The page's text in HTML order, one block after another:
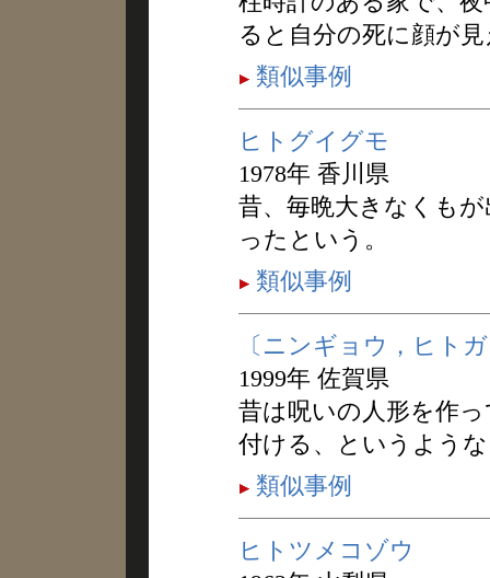
ると自分の死に顔が
類似事例
ヒトグイグモ
1978年 香川県
昔、毎晩大きなくも
ったという。
類似事例
〔ニンギョウ，ヒト
1999年 佐賀県
昔は呪いの人形を作
付ける、というよう
類似事例
ヒトツメコゾウ